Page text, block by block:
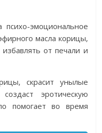
эмоциональное
масла корицы,
избавлять от печали и
скрасит унылые
эротическую
помогает во время